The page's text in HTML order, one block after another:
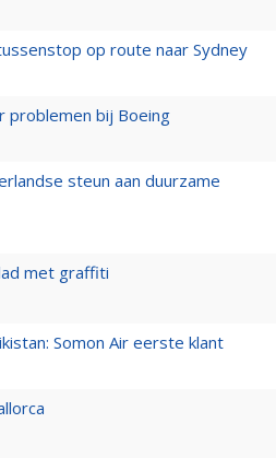
op route naar Sydney
problemen bij Boeing
steun aan duurzame
met graffiti
Somon Air eerste klant